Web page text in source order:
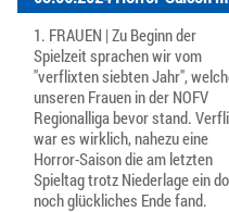
1. FRAUEN | Zu Beginn der
Spielzeit sprachen wir vom
"verflixten siebten Jahr",
unseren Frauen in der NOFV
Regionalliga bevor stand.
war es wirklich, nahezu eine
Horror-Saison die am letzten
Spieltag trotz Niederlage ein
noch glückliches Ende fand.